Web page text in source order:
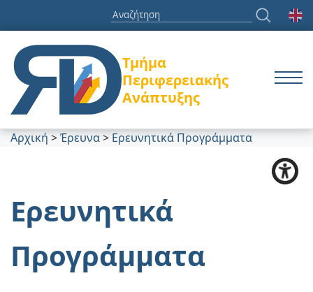
Τμήμα
Περιφερειακής
Ανάπτυξης
Αρχική >Έρευνα> Ερευνητικά Προγράμματα
Ερευνητικά
Προγράμματα